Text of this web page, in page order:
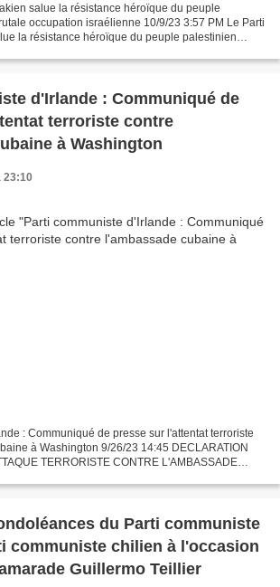
salue la résistance héroïque du peuple
occupation israélienne 10/9/23 3:57 PM Le Parti
la résistance héroïque du peuple palestinien
d'Irlande : Communiqué de
terroriste contre
à Washington
23:10
: Communiqué de presse sur l'attentat terroriste
à Washington 9/26/23 14:45 DECLARATION
TERRORISTE CONTRE L'AMBASSADE
du Parti communiste
communiste chilien à l'occasion
Guillermo Teillier